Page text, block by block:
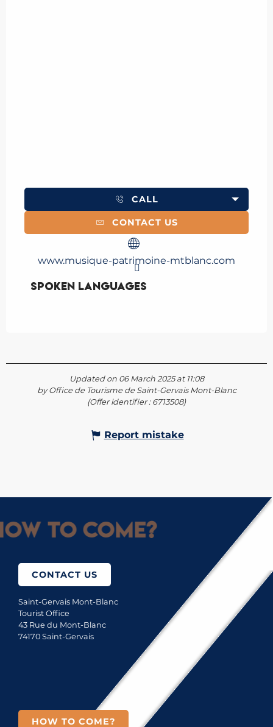
CALL
CONTACT US
www.musique-patrimoine-mtblanc.com
Spoken languages
Spoken languages
Updated on 06 March 2025 at 11:08
by Office de Tourisme de Saint-Gervais Mont-Blanc
(Offer identifier : 6713508)
Report mistake
to come?
CONTACT US
Saint-Gervais Mont-Blanc
Tourist Office
43 Rue du Mont-Blanc
74170 Saint-Gervais
HOW TO COME?